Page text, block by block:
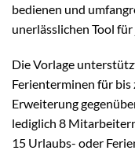
bedienen und
unerlässlichen Tool
Die Vorlage
Ferienterminen für
Erweiterung
lediglich 8
15 Urlaubs- oder